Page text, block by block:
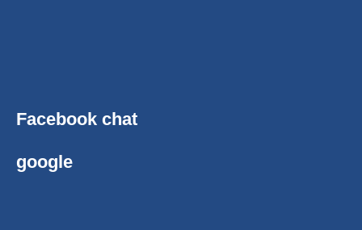
Facebook chat
google